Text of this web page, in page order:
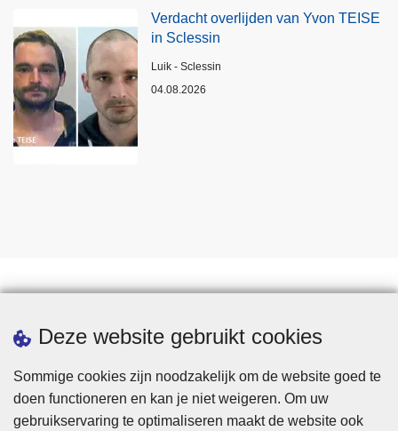
Deze website gebruikt cookies
Sommige cookies zijn noodzakelijk om de website goed te
doen functioneren en kan je niet weigeren. Om uw
gebruikservaring te optimaliseren maakt de website ook
Verdacht overlijden van Yvon TEISE
in Sclessin
Plaats
Luik - Sclessin
04.08.2026